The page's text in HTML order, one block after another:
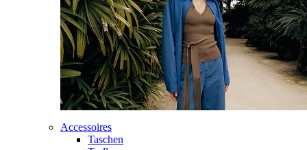
Accessoires
Taschen